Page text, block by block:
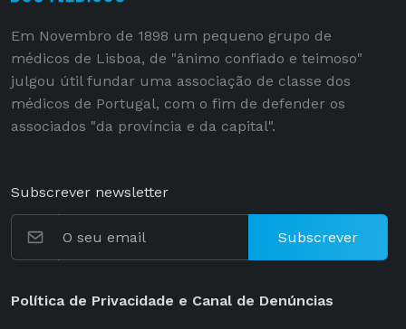
Em Novembro de 1898 um pequeno grupo de
médicos de Lisboa, de "ânimo confiado e teimoso"
julgou útil fundar uma associação de classe dos
médicos de Portugal, com o fim de defender os
associados "da província e da capital".
Subscrever newsletter
Subscrever
Política de Privacidade e Canal de Denúncias